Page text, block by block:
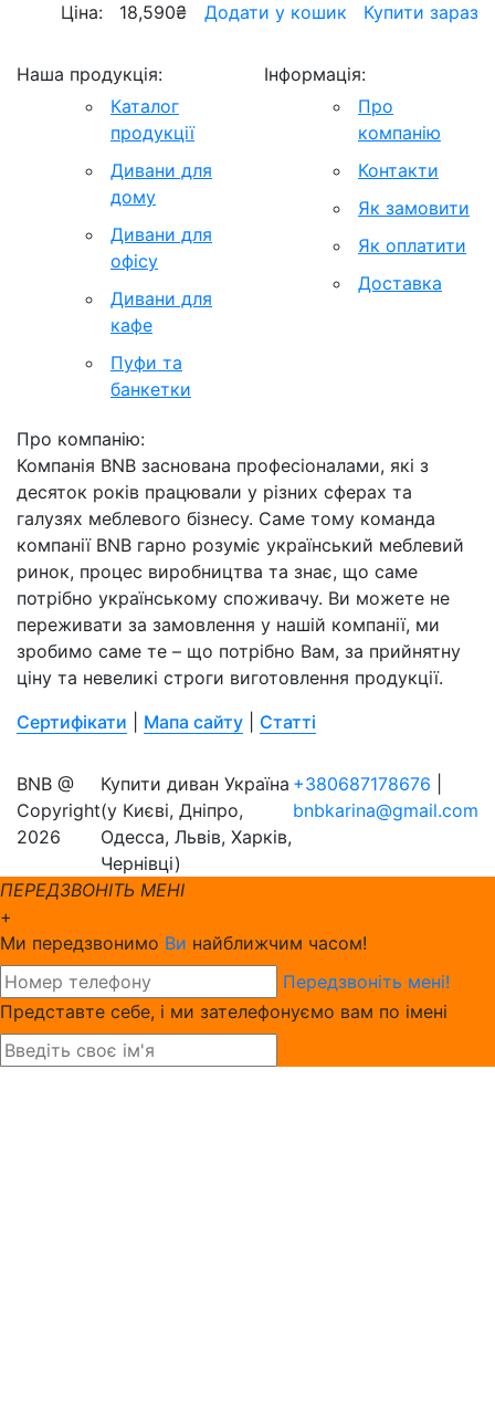
Ціна:
18,590₴ Додати у кошик Купити зараз
Наша продукція:
Каталог
продукції
Дивани для
дому
Дивани для
офісу
Дивани для
кафе
Пуфи та
банкетки
Інформація:
Про
компанію
Контакти
Як замовити
Як оплатити
Доставка
Про компанію:
Компанія BNB заснована професіоналами, які з
десяток років працювали у різних сферах та
галузях меблевого бізнесу. Саме тому команда
компанії BNB гарно розуміє український меблевий
ринок, процес виробництва та знає, що саме
потрібно українському споживачу. Ви можете не
переживати за замовлення у нашій компанії, ми
зробимо саме те – що потрібно Вам, за прийнятну
ціну та невеликі строги виготовлення продукції.
Сертифікати
Мапа сайту Статті
BNB @
Copyright
2026
Купити диван Україна
(у Києві, Дніпро,
Одесса, Львів, Харків,
Чернівці)
+380687178676
bnbkarina@gmail.com
ПЕРЕДЗВОНІТЬ МЕНІ
+
Ми передзвонимо Ви найближчим часом!
Передзвоніть мені!
Представте себе, і ми зателефонуємо вам по імені